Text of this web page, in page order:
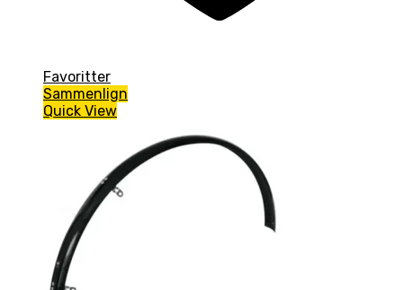
Favoritter
Sammenlign
Quick View